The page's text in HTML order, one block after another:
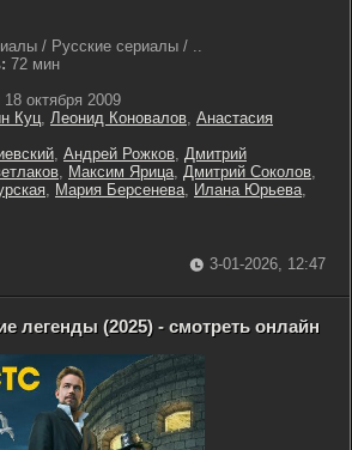
/ Русские сериалы / ..
72 мин
18 октября 2009
Куц, Леонид Коновалов, Анастасия
, Андрей Рожков, Дмитрий
, Максим Ярица, Дмитрий Соколов,
, Мария Берсенева, Илана Юрьева,
3-01-2026, 12:47
легенды (2025) - смотреть онлайн